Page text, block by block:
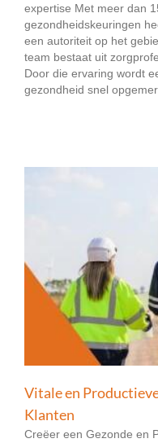
expertise Met meer dan
gezondheidskeuringen
een autoriteit op het
team bestaat uit
Door die ervaring wordt
gezondheid snel
Vitale en
Klanten
Creëer een Gezonde en